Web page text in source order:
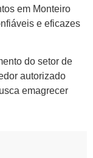
em Monteiro
e eficazes
do setor de
autorizado
emagrecer